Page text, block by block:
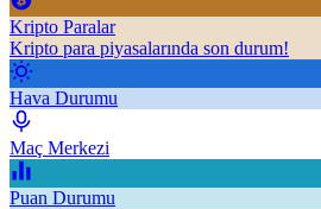
Kripto Paralar
Kripto para piyasalarında son durum!
Hava Durumu
Maç Merkezi
Puan Durumu